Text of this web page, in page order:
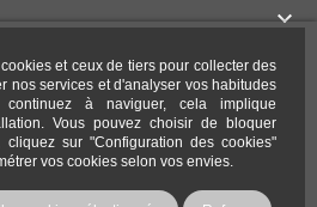
et ceux de tiers pour collecter des
nos services et d'analyser vos habitudes
à naviguer, cela implique
Vous pouvez choisir de bloquer
sur "Configuration des cookies"
vos cookies selon vos envies.